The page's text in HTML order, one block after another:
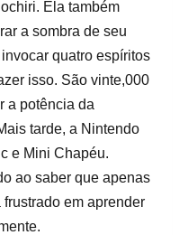
Ela também
a sombra de seu
quatro espíritos
isso. São vinte,000
a potência da
tarde, a Nintendo
e Mini Chapéu.
ao saber que apenas
em aprender